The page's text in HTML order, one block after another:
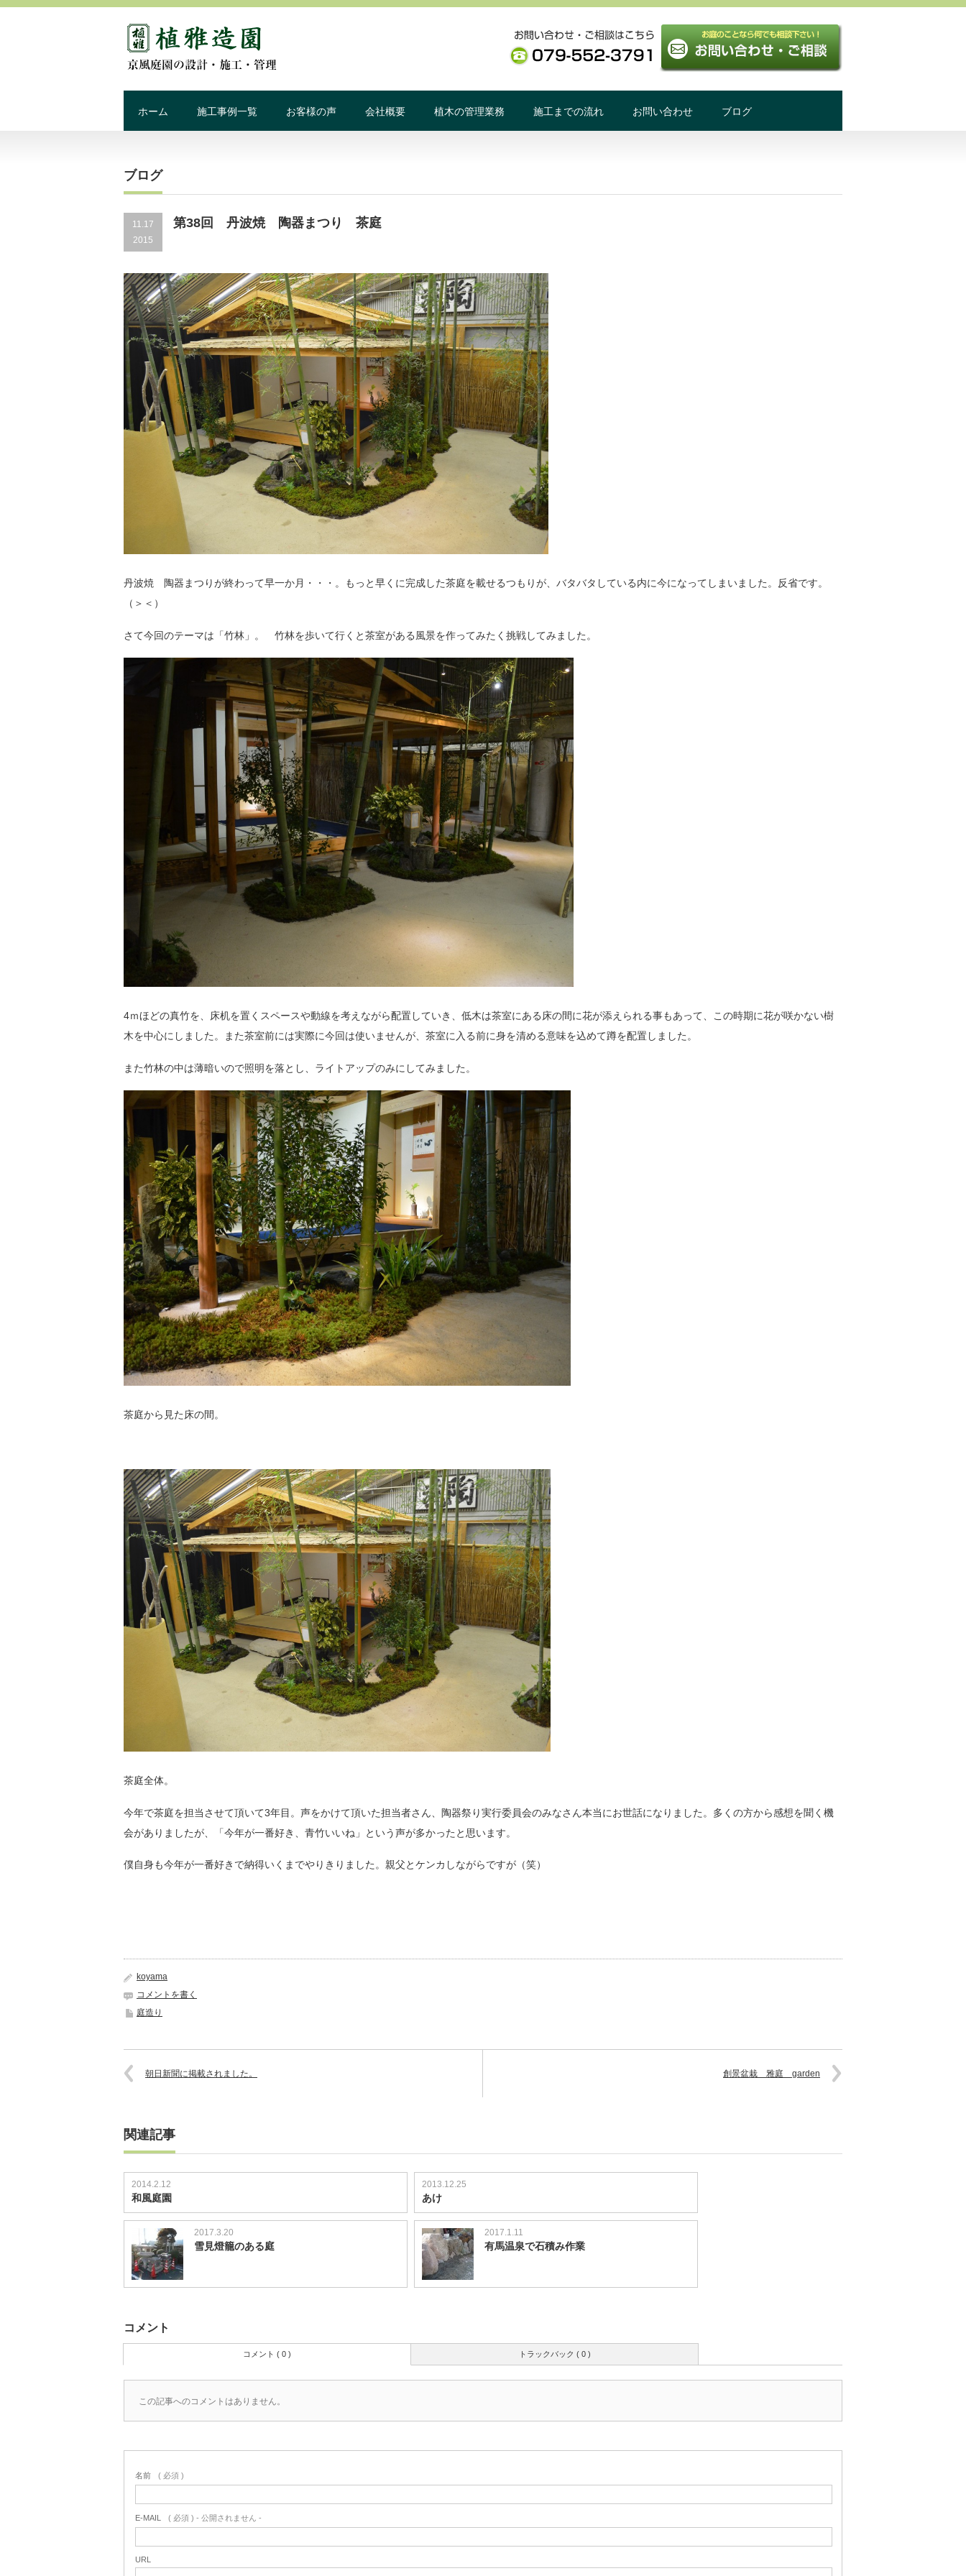
ホーム 施工事例一覧 お客様の声 会社概要 植木の管理業務 施工までの流れ お問い合わせ ブログ
ブログ
11.17
2015
第38回 丹波焼 陶器まつり 茶庭
丹波焼 陶器まつりが終わって早一か月・・・。もっと早くに完成した茶庭を載せるつもりが、バタバタしている内に今になってしまいました。反省です。
（＞＜）
さて今回のテーマは「竹林」。 竹林を歩いて行くと茶室がある風景を作ってみたく挑戦してみました。
4ｍほどの真竹を、床机を置くスペースや動線を考えながら配置していき、低木は茶室にある床の間に花が添えられる事もあって、この時期に花が咲かない樹
木を中心にしました。また茶室前には実際に今回は使いませんが、茶室に入る前に身を清める意味を込めて蹲を配置しました。
また竹林の中は薄暗いので照明を落とし、ライトアップのみにしてみました。
茶庭から見た床の間。
茶庭全体。
今年で茶庭を担当させて頂いて3年目。声をかけて頂いた担当者さん、陶器祭り実行委員会のみなさん本当にお世話になりました。多くの方から感想を聞く機
会がありましたが、「今年が一番好き、青竹いいね」という声が多かったと思います。
僕自身も今年が一番好きで納得いくまでやりきりました。親父とケンカしながらですが（笑）
koyama
コメントを書く
庭造り
朝日新聞に掲載されました。 創景盆栽 雅庭 garden
関連記事
2014.2.12
和風庭園
2013.12.25
あけ
2017.3.20
雪見燈籠のある庭
2017.1.11
有馬温泉で石積み作業
コメント
トラックバック ( 0 )
コメント ( 0 )
この記事へのコメントはありません。
名前 ( 必須 )
E-MAIL ( 必須 ) - 公開されません -
URL